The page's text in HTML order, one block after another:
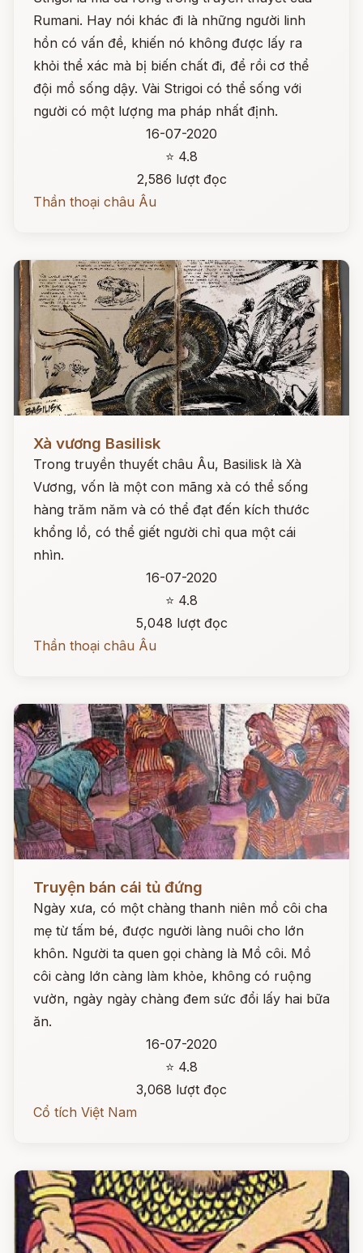
Rumani. Hay nói khác đi là những người linh
hồn có vấn đề, khiến nó không được lấy ra
khỏi thể xác mà bị biến chất đi, để rồi cơ thể
đội mồ sống dậy. Vài Strigoi có thể sống với
người có một lượng ma pháp nhất định.
16-07-2020
⭐ 4.8
2,586 lượt đọc
Thần thoại châu Âu
Xà vương Basilisk
Trong truyền thuyết châu Âu, Basilisk là Xà
Vương, vốn là một con mãng xà có thể sống
hàng trăm năm và có thể đạt đến kích thước
khổng lồ, có thể giết người chỉ qua một cái
nhìn.
16-07-2020
⭐ 4.8
5,048 lượt đọc
Thần thoại châu Âu
Truyện bán cái tủ đứng
Ngày xưa, có một chàng thanh niên mồ côi cha
mẹ từ tấm bé, được người làng nuôi cho lớn
khôn. Người ta quen gọi chàng là Mồ côi. Mồ
côi càng lớn càng làm khỏe, không có ruộng
vườn, ngày ngày chàng đem sức đổi lấy hai bữa
ăn.
16-07-2020
⭐ 4.8
3,068 lượt đọc
Cổ tích Việt Nam